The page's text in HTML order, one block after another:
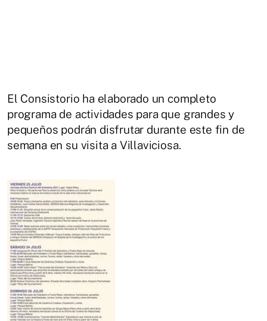
El Consistorio ha elaborado un completo
programa de actividades para que grandes y
pequeños podrán disfrutar durante este fin de
semana en su visita a Villaviciosa.